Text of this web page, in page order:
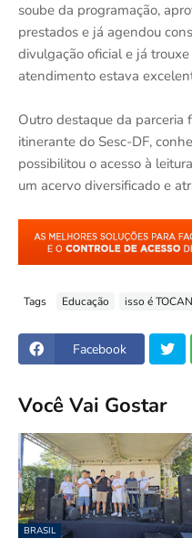
soube da programação,
prestados e já agendou
divulgação oficial e já
atendimento estava
Outro destaque da parceria
itinerante do Sesc-DF,
possibilitou o acesso à
um acervo diversificado e
Tags Educação isso é
Facebook
Você Vai Gostar
BRASIL